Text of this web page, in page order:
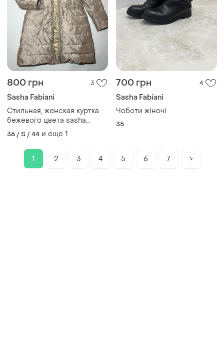
800 грн 3
Sasha Fabiani
Стильная, женская куртка
бежевого цвета sasha
fabiani
36 / S / 44 и еще 1
700 грн 4
Sasha Fabiani
Чоботи жіночі
35
1 2 3 4 5 6 7 >